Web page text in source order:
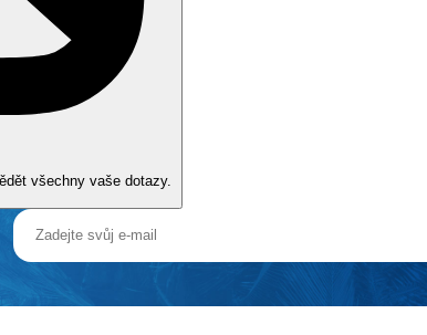
všechny vaše dotazy.